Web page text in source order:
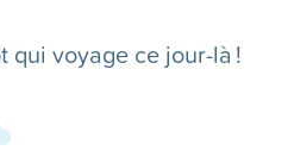
qui voyage ce jour-là !